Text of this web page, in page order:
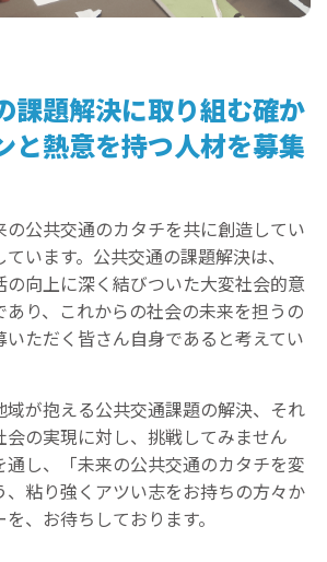
課題解決に取り組む確か
と熱意を持つ人材を募集
の公共交通のカタチを共に創造してい
います。公共交通の課題解決は、
の向上に深く結びついた大変社会的意
り、これからの社会の未来を担うの
いただく皆さん自身であると考えてい
域が抱える公共交通課題の解決、それ
会の実現に対し、挑戦してみません
通し、「未来の公共交通のカタチを変
、粘り強くアツい志をお持ちの方々か
、お待ちしております。